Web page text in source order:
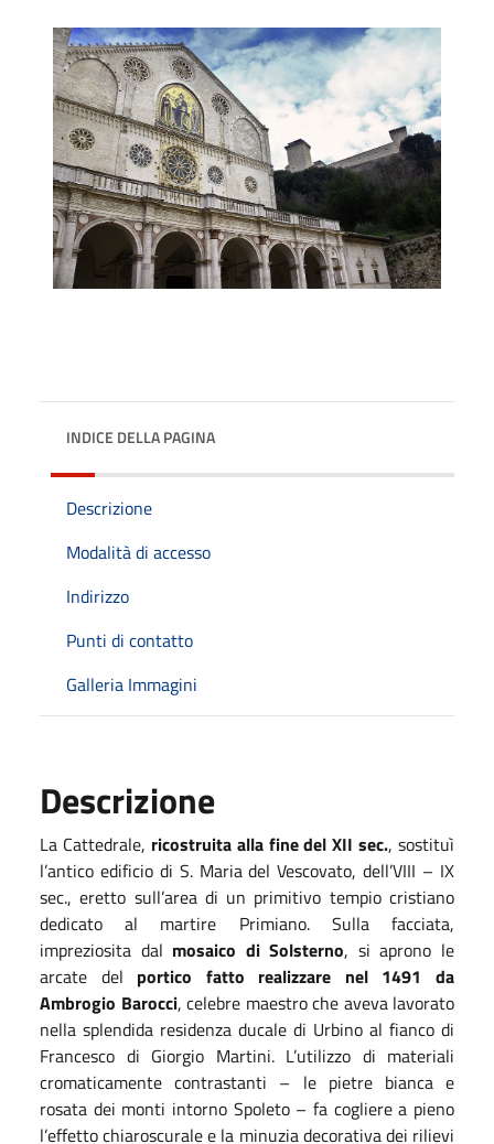
INDICE DELLA PAGINA
Descrizione
Modalità di accesso
Indirizzo
Punti di contatto
Galleria Immagini
Descrizione
La Cattedrale, ricostruita alla fine del XII sec., sostituì
l’antico edificio di S. Maria del Vescovato, dell’VIII – IX
sec., eretto sull’area di un primitivo tempio cristiano
dedicato al martire Primiano. Sulla facciata,
impreziosita dal mosaico di Solsterno, si aprono le
arcate del portico fatto realizzare nel 1491 da
Ambrogio Barocci, celebre maestro che aveva lavorato
nella splendida residenza ducale di Urbino al fianco di
Francesco di Giorgio Martini. L’utilizzo di materiali
cromaticamente contrastanti – le pietre bianca e
rosata dei monti intorno Spoleto – fa cogliere a pieno
l’effetto chiaroscurale e la minuzia decorativa dei rilievi